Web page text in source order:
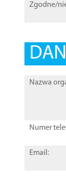
Zgodne/
Nazwa
Numer
Email: